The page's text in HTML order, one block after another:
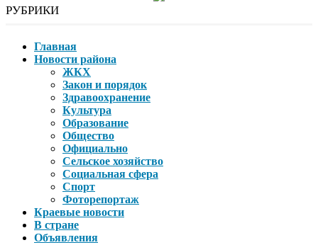
РУБРИКИ
Главная
Новости района
ЖКХ
Закон и порядок
Здравоохранение
Культура
Образование
Общество
Официально
Сельское хозяйство
Социальная сфера
Спорт
Фоторепортаж
Краевые новости
В стране
Объявления